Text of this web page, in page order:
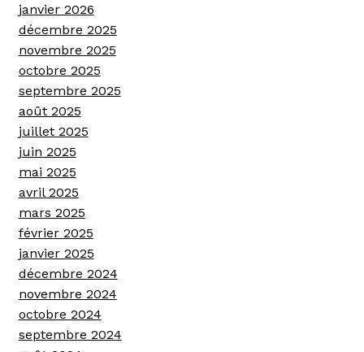
janvier 2026
décembre 2025
novembre 2025
octobre 2025
septembre 2025
août 2025
juillet 2025
juin 2025
mai 2025
avril 2025
mars 2025
février 2025
janvier 2025
décembre 2024
novembre 2024
octobre 2024
septembre 2024